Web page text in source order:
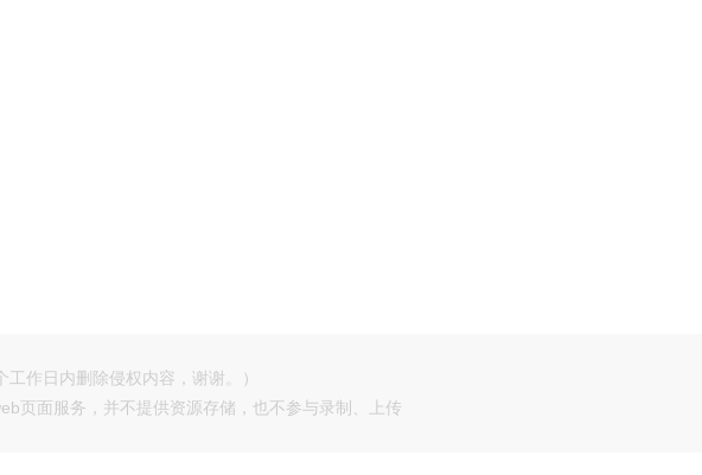
作日内删除侵权内容，谢谢。）
页面服务，并不提供资源存储，也不参与录制、上传